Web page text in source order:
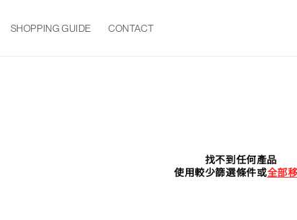
SHOPPING GUIDE CONTACT
找不到任何產品
使用較少篩選條件或全部